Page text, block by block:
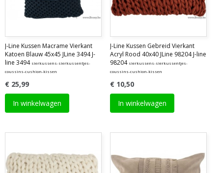
J-Line Kussen Macrame Vierkant
Katoen Blauw 45x45 JLine 3494 J-
line 3494 sierkussens-sierkussentjes-
coussins-cushion-kissen
€ 25,99
In winkelwagen
J-Line Kussen Gebreid Vierkant
Acryl Rood 40x40 JLine 98204 J-line
98204 sierkussens-sierkussentjes-
coussins-cushion-kissen
€ 10,50
In winkelwagen